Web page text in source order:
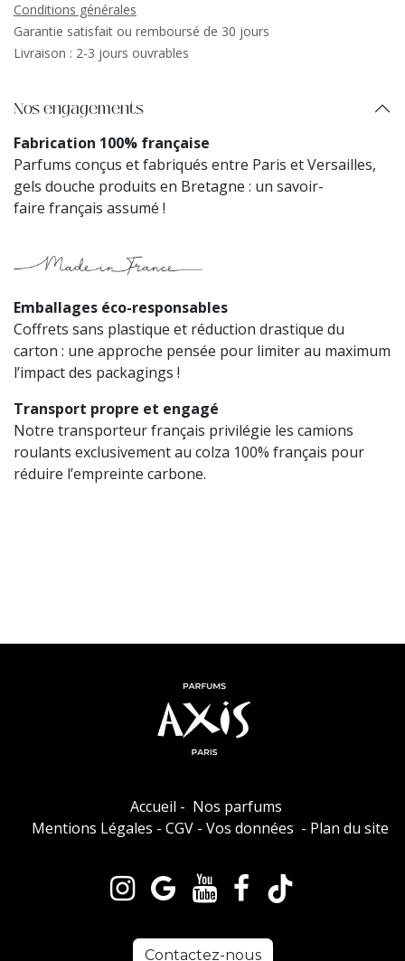
Conditions générales
Garantie satisfait ou remboursé de 30 jours
Livraison : 2-3 jours ouvrables
Nos engagements
Fabrication 100% française
Parfums conçus et fabriqués entre Paris et Versailles,
gels douche produits en Bretagne : un savoir-
faire français assumé !
Emballages éco-responsables
Coffrets sans plastique et réduction drastique du
carton : une approche pensée pour limiter au maximum
l’impact des packagings !
Transport propre et engagé
Notre transporteur français privilégie les camions
roulants exclusivement au colza 100% français pour
réduire l’empreinte carbone.
Accueil - Nos parfums
Mentions Légales - CGV- Vos données - Plan du site
Contactez-nous